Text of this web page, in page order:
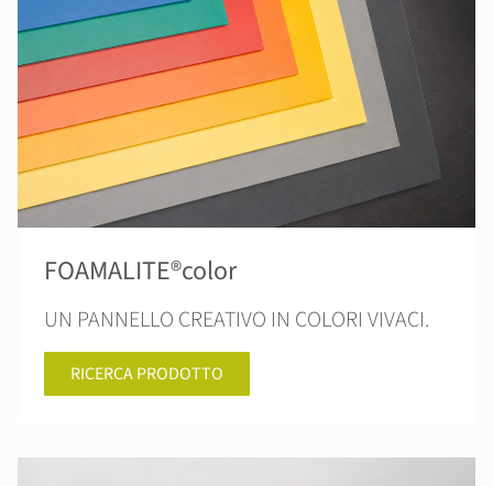
FOAMALITE®color
UN PANNELLO CREATIVO IN COLORI VIVACI.
RICERCA PRODOTTO